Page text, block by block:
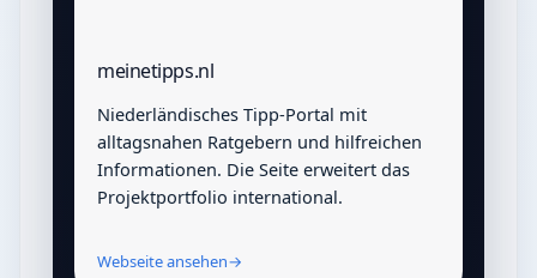
meinetipps.nl
Niederländisches Tipp-Portal mit
alltagsnahen Ratgebern und hilfreichen
Informationen. Die Seite erweitert das
Projektportfolio international.
Webseite ansehen→